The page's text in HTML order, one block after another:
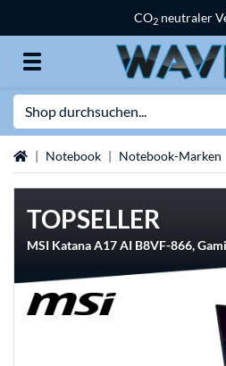
CO2 neutraler
StartseiteNotebook Notebook-Marken
TOPSELLER
MSI Katana A17 AI B8VF-866,